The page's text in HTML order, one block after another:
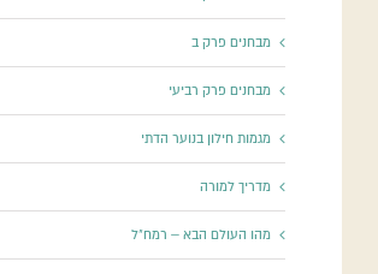
מבחנים פרק ב
מבחנים פרק רביעי
מגמות חילון בנוער הדתי
מדריך למורה
מהו העולם הבא – רמח"ל